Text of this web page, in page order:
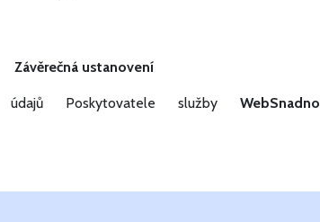
Závěrečná ustanovení
údajů Poskytovatele služby WebSnadno